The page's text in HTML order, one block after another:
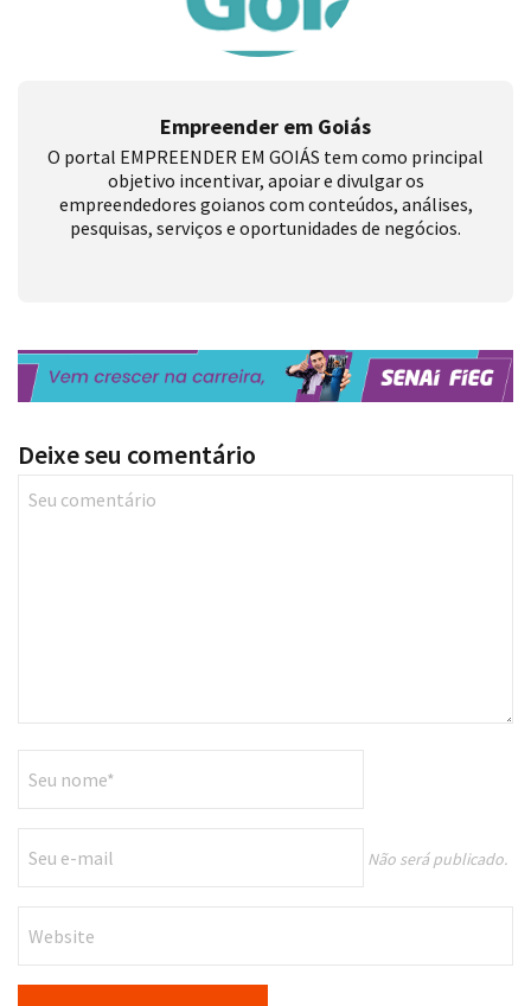
Empreender em Goiás
O portal EMPREENDER EM GOIÁS tem como principal
objetivo incentivar, apoiar e divulgar os
empreendedores goianos com conteúdos, análises,
pesquisas, serviços e oportunidades de negócios.
Deixe seu comentário
Não será publicado.